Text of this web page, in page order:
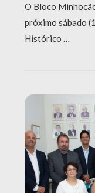
O Bloco
próximo sábado
Histórico …